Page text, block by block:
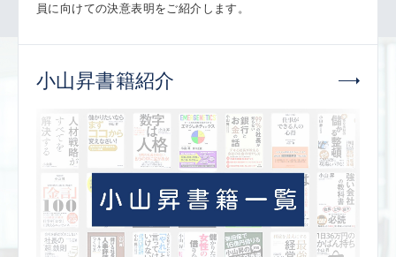
員に向けての決意表明をご紹介します。
小山昇書籍紹介